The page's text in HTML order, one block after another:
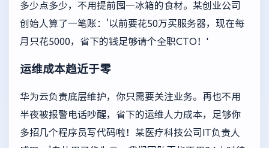
多少点多少，不用提前囤一冰箱的食材。某创业公司
创始人算了一笔账：'以前要花50万买服务器，现在每
月只花5000，省下的钱足够请个全职CTO！'
运维成本趋近于零
华为云负责底层维护，你只需要关注业务。再也不用
半夜被报警电话吵醒，省下的运维人力成本，足够你
多招几个程序员写代码啦！某医疗科技公司IT负责人